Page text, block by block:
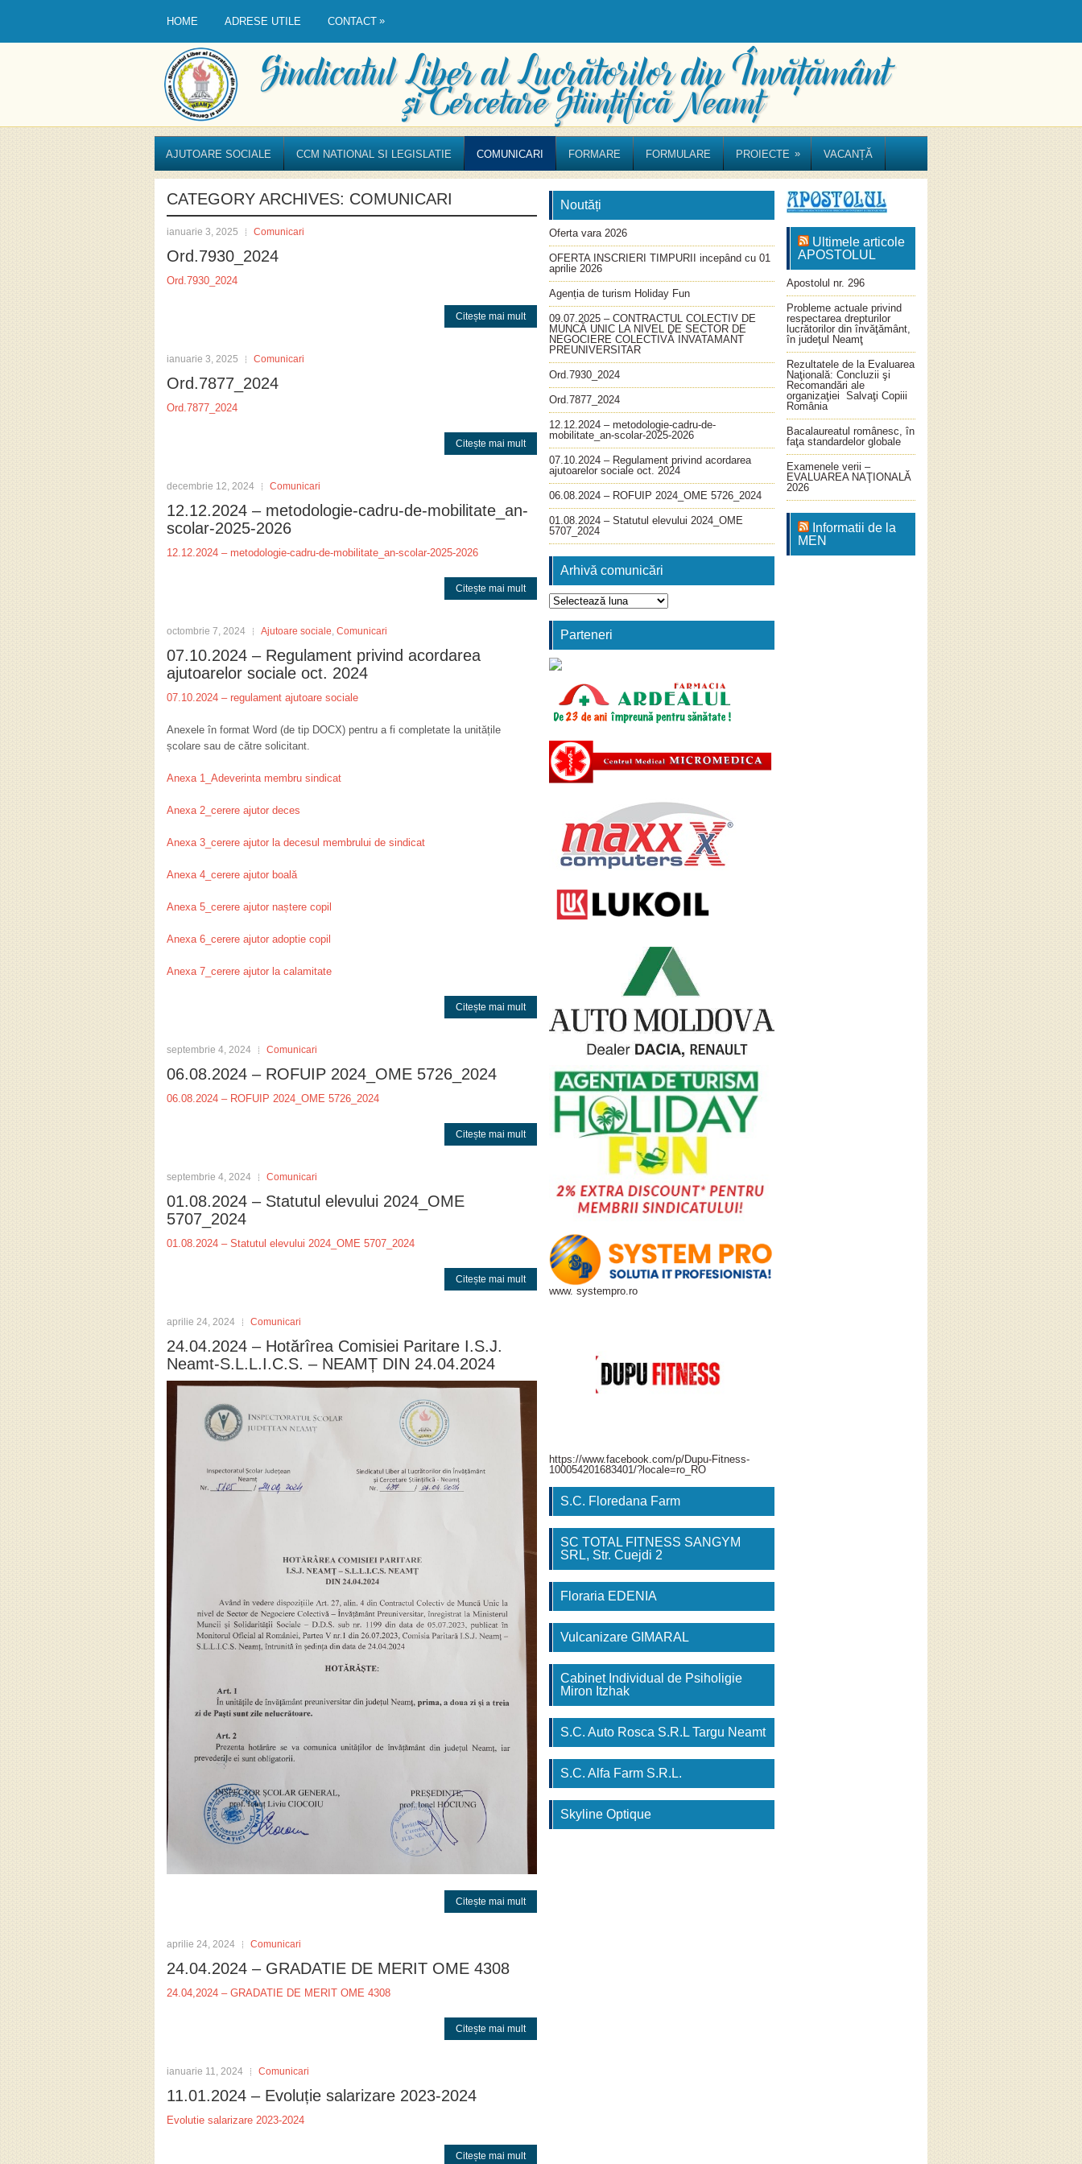
HOME ADRESE UTILE CONTACT »
AJUTOARE SOCIALE CCM NATIONAL SI LEGISLATIE COMUNICARI FORMARE FORMULARE PROIECTE » VACANȚĂ
CATEGORY ARCHIVES: COMUNICARI
ianuarie 3, 2025 Comunicari
Ord.7930_2024
Ord.7930_2024
Citește mai mult
ianuarie 3, 2025 Comunicari
Ord.7877_2024
Ord.7877_2024
Citește mai mult
decembrie 12, 2024 Comunicari
12.12.2024 – metodologie-cadru-de-mobilitate_an-
scolar-2025-2026
12.12.2024 – metodologie-cadru-de-mobilitate_an-scolar-2025-2026
Citește mai mult
octombrie 7, 2024 Ajutoare sociale, Comunicari
07.10.2024 – Regulament privind acordarea
ajutoarelor sociale oct. 2024
07.10.2024 – regulament ajutoare sociale
Anexele în format Word (de tip DOCX) pentru a fi completate la unitățile
școlare sau de către solicitant.
Anexa 1_Adeverinta membru sindicat
Anexa 2_cerere ajutor deces
Anexa 3_cerere ajutor la decesul membrului de sindicat
Anexa 4_cerere ajutor boală
Anexa 5_cerere ajutor naștere copil
Anexa 6_cerere ajutor adoptie copil
Anexa 7_cerere ajutor la calamitate
Citește mai mult
septembrie 4, 2024 Comunicari
06.08.2024 – ROFUIP 2024_OME 5726_2024
06.08.2024 – ROFUIP 2024_OME 5726_2024
Citește mai mult
septembrie 4, 2024 Comunicari
01.08.2024 – Statutul elevului 2024_OME
5707_2024
01.08.2024 – Statutul elevului 2024_OME 5707_2024
Citește mai mult
aprilie 24, 2024 Comunicari
24.04.2024 – Hotărîrea Comisiei Paritare I.S.J.
Neamt-S.L.L.I.C.S. – NEAMȚ DIN 24.04.2024
Citește mai mult
aprilie 24, 2024 Comunicari
24.04.2024 – GRADATIE DE MERIT OME 4308
24.04,2024 – GRADATIE DE MERIT OME 4308
Citește mai mult
ianuarie 11, 2024 Comunicari
11.01.2024 – Evoluție salarizare 2023-2024
Evolutie salarizare 2023-2024
Citește mai mult
Noutăți
Oferta vara 2026
OFERTA INSCRIERI TIMPURII incepând cu 01
aprilie 2026
Agenția de turism Holiday Fun
09.07.2025 – CONTRACTUL COLECTIV DE
MUNCĂ UNIC LA NIVEL DE SECTOR DE
NEGOCIERE COLECTIVĂ INVATAMANT
PREUNIVERSITAR
Ord.7930_2024
Ord.7877_2024
12.12.2024 – metodologie-cadru-de-
mobilitate_an-scolar-2025-2026
07.10.2024 – Regulament privind acordarea
ajutoarelor sociale oct. 2024
06.08.2024 – ROFUIP 2024_OME 5726_2024
01.08.2024 – Statutul elevului 2024_OME
5707_2024
Arhivă comunicări
Arhivă
comunicări
Parteneri
www. systempro.ro
https://www.facebook.com/p/Dupu-Fitness-
100054201683401/?locale=ro_RO
S.C. Floredana Farm
SC TOTAL FITNESS SANGYM
SRL, Str. Cuejdi 2
Floraria EDENIA
Vulcanizare GIMARAL
Cabinet Individual de Psiholigie
Miron Itzhak
S.C. Auto Rosca S.R.L Targu Neamt
S.C. Alfa Farm S.R.L.
Skyline Optique
Ultimele articole
APOSTOLUL
Apostolul nr. 296
Probleme actuale privind
respectarea drepturilor
lucrătorilor din învăţământ,
în judeţul Neamţ
Rezultatele de la Evaluarea
Naţională: Concluzii şi
Recomandări ale
organizaţiei Salvaţi Copiii
România
Bacalaureatul românesc, în
faţa standardelor globale
Examenele verii –
EVALUAREA NAŢIONALĂ
2026
Informatii de la
MEN